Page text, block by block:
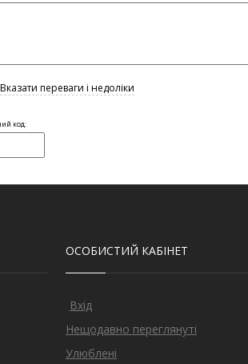
ОСОБИСТИЙ КАБІНЕТ
Вхід
Нещодавно переглянуті
Улюблені